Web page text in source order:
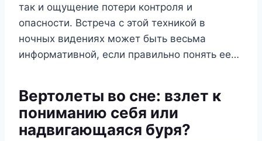
так и ощущение потери контроля и
опасности. Встреча с этой техникой в
ночных видениях может быть весьма
информативной, если правильно понять ее…
Вертолеты во сне: взлет к
пониманию себя или
надвигающаяся буря?